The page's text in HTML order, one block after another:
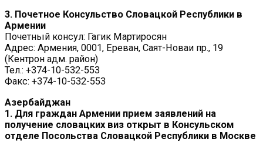
3. Почетное Консульство Словацкой Республики в
Армении
Почетный консул: Гагик Мартиросян
Адрес: Армения, 0001, Ереван, Саят-Новаи пр., 19
(Кентрон адм. район)
Тел.: +374-10-532-553
Факс: +374-10-532-553
Азербайджан
1. Для граждан Армении прием заявлений на
получение словацких виз открыт в Консульском
отделе Посольства Словацкой Республики в Москве